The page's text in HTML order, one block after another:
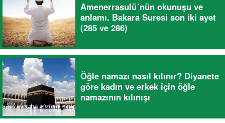
Amenerrasulü´nün okunuşu ve
anlamı. Bakara Suresi son iki ayet
(285 ve 286)
Öğle namazı nasıl kılınır? Diyanete
göre kadın ve erkek için öğle
namazının kılınışı